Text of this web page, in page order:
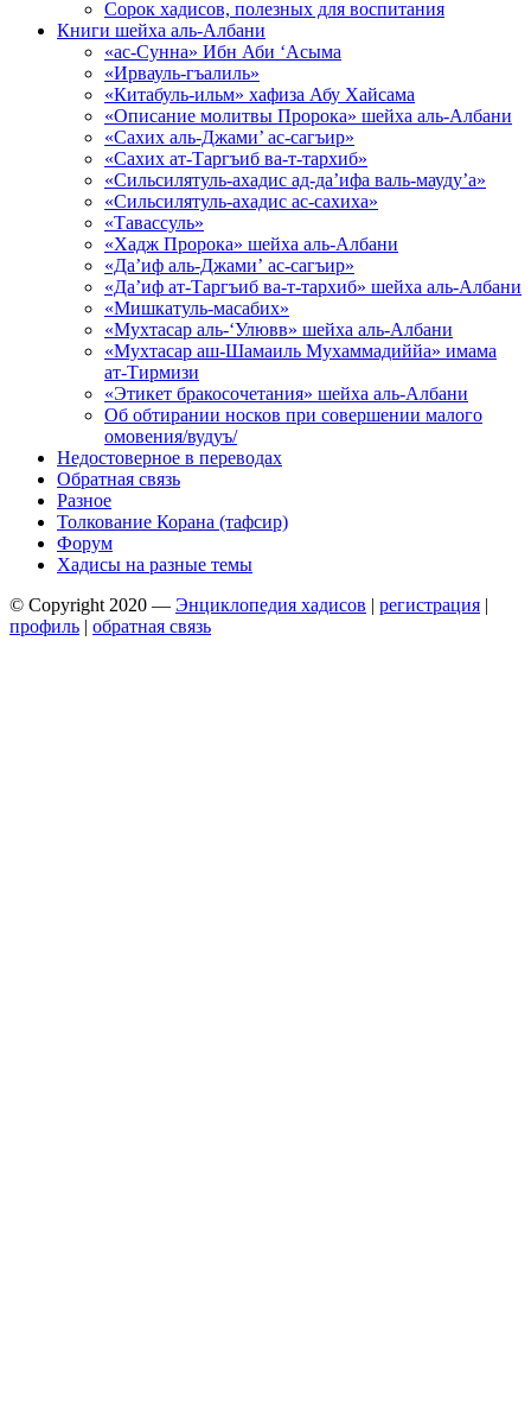
Сорок хадисов, полезных для воспитания
Книги шейха аль-Албани
«ас-Сунна» Ибн Аби ‘Асыма
«Ирвауль-гъалиль»
«Китабуль-ильм» хафиза Абу Хайсама
«Описание молитвы Пророка» шейха аль-Албани
«Сахих аль-Джами’ ас-сагъир»
«Сахих ат-Таргъиб ва-т-тархиб»
«Сильсилятуль-ахадис ад-да’ифа валь-мауду’а»
«Сильсилятуль-ахадис ас-сахиха»
«Тавассуль»
«Хадж Пророка» шейха аль-Албани
«Да’иф аль-Джами’ ас-сагъир»
«Да’иф ат-Таргъиб ва-т-тархиб» шейха аль-Албани
«Мишкатуль-масабих»
«Мухтасар аль-‘Улювв» шейха аль-Албани
«Мухтасар аш-Шамаиль Мухаммадиййа» имама
ат-Тирмизи
«Этикет бракосочетания» шейха аль-Албани
Об обтирании носков при совершении малого
омовения/вудуъ/
Недостоверное в переводах
Обратная связь
Разное
Толкование Корана (тафсир)
Форум
Хадисы на разные темы
© Copyright 2020 — Энциклопедия хадисов регистрация
профиль
обратная связь